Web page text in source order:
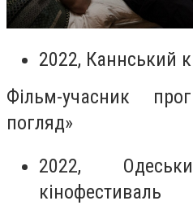
2022, Каннський
Фільм-учасник
погляд»
2022,
кінофестиваль